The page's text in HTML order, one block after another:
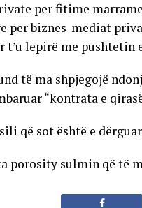
per fitime
per biznes-mediat
t’u lepirë me pushtetin
të ma shpjegojë
“kontrata e
që sot është e
porosity sulmin që të